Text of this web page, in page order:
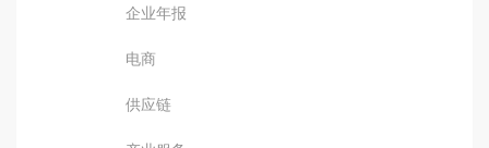
企业年报
电商
供应链